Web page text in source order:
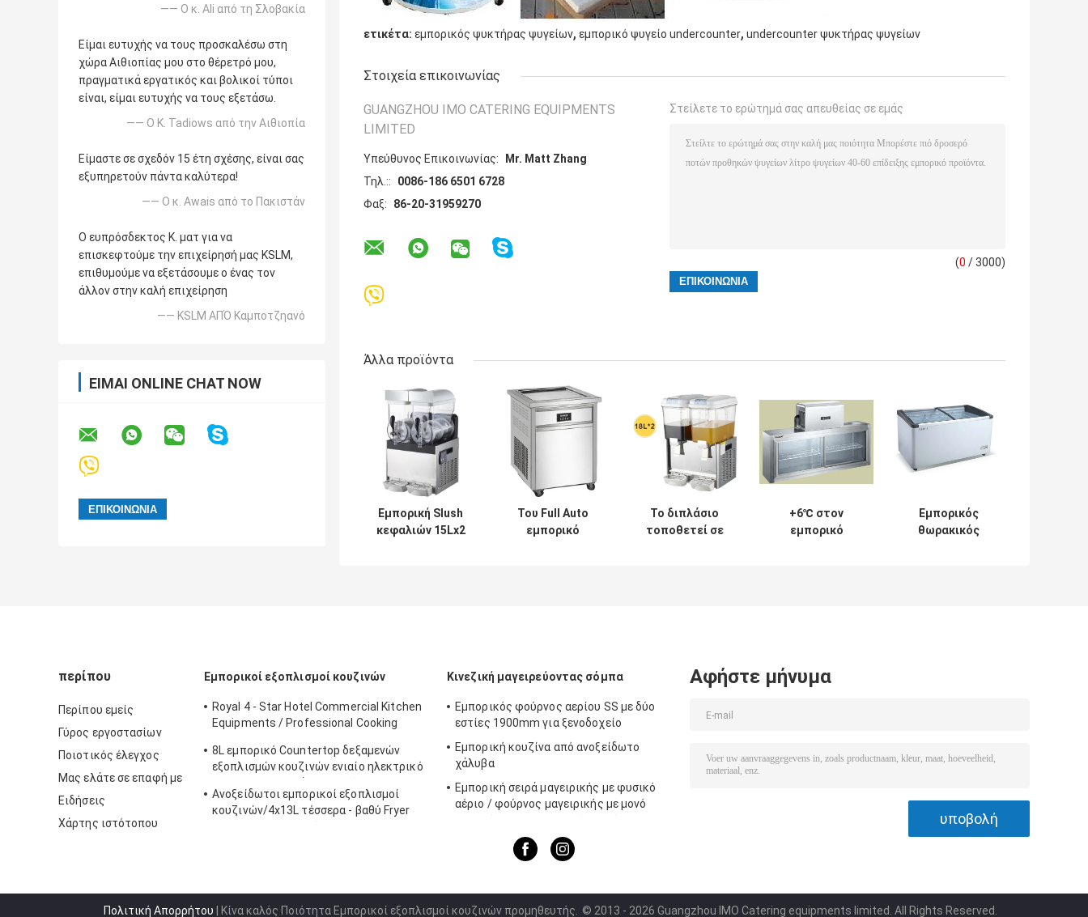
—— Ο κ. Ali από τη Σλοβακία
Είμαι ευτυχής να τους προσκαλέσω στη
χώρα Αιθιοπίας μου στο θέρετρό μου,
πραγματικά εργατικός και βολικοί τύποι
είναι, είμαι ευτυχής να τους εξετάσω.
—— Ο Κ. Tadiows από την Αιθιοπία
Είμαστε σε σχεδόν 15 έτη σχέσης, είναι σας
εξυπηρετούν πάντα καλύτερα!
—— Ο κ. Awais από το Πακιστάν
Ο ευπρόσδεκτος Κ. ματ για να
επισκεφτούμε την επιχείρησή μας KSLM,
επιθυμούμε να εξετάσουμε ο ένας τον
άλλον στην καλή επιχείρηση
—— KSLM ΑΠΌ Καμποτζηανό
ΕΊΜΑΙ ONLINE CHAT NOW
ετικέτα: εμπορικός ψυκτήρας ψυγείων, εμπορικό ψυγείο undercounter, undercounter ψυκτήρας ψυγείων
Στοιχεία επικοινωνίας
GUANGZHOU IMO CATERING EQUIPMENTS
LIMITED
Υπεύθυνος Επικοινωνίας:
Mr. Matt Zhang
Τηλ.::
0086-186 6501 6728
Φαξ:
86-20-31959270
Στείλετε το ερώτημά σας απευθείας σε εμάς
(0 / 3000)
Άλλα προϊόντα
Εμπορική Slush
κεφαλιών 15Lx2
Του Full Auto
εμπορικό
Το διπλάσιο
τοποθετεί σε
+6℃ στον
εμπορικό
Εμπορικός
θωρακικός
περίπου
Περίπου εμείς
Γύρος εργοστασίων
Ποιοτικός έλεγχος
Μας ελάτε σε επαφή με
Ειδήσεις
Χάρτης ιστότοπου
Εμπορικοί εξοπλισμοί κουζινών
Royal 4 - Star Hotel Commercial Kitchen
Equipments / Professional Cooking
8L εμπορικό Countertop δεξαμενών
εξοπλισμών κουζινών ενιαίο ηλεκτρικό
Ανοξείδωτοι εμπορικοί εξοπλισμοί
κουζινών/4x13L τέσσερα - βαθύ Fryer
Κινεζική μαγειρεύοντας σόμπα
Εμπορικός φούρνος αερίου SS με δύο
εστίες 1900mm για ξενοδοχείο
Εμπορική κουζίνα από ανοξείδωτο
χάλυβα
Εμπορική σειρά μαγειρικής με φυσικό
αέριο / φούρνος μαγειρικής με μονό
Αφήστε μήνυμα
Πολιτική Απορρήτου | Κίνα καλός Ποιότητα Εμπορικοί εξοπλισμοί κουζινών προμηθευτής. © 2013 - 2026 Guangzhou IMO Catering equipments limited. All Rights Reserved.